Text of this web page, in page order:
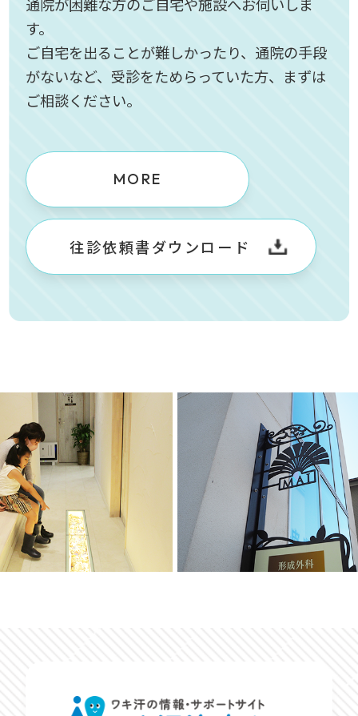
す。
ご自宅を出ることが難しかったり、通院の手段
がないなど、受診をためらっていた方、まずは
ご相談ください。
MORE
往診依頼書ダウンロード